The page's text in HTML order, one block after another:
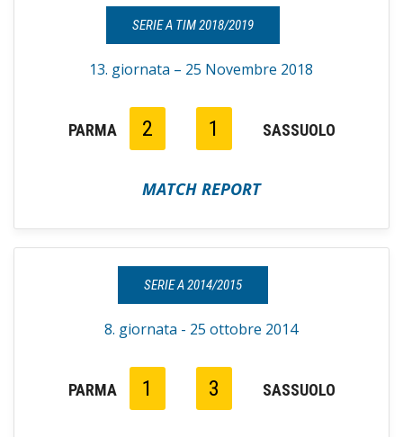
SERIE A TIM 2018/2019
13. giornata – 25 Novembre 2018
PARMA 2 1 SASSUOLO
MATCH REPORT
SERIE A 2014/2015
8. giornata - 25 ottobre 2014
PARMA 1 3 SASSUOLO